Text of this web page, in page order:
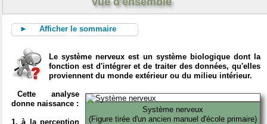
► Afficher le sommaire
Le système nerveux est un système biologique dont la
fonction est d'intégrer et de traiter des données, qu'elles
proviennent du monde extérieur ou du milieu intérieur.
Système nerveux
(Figure tirée d'un ancien manuel d'école primaire)
Cette analyse
donne naissance :
1. à la perception